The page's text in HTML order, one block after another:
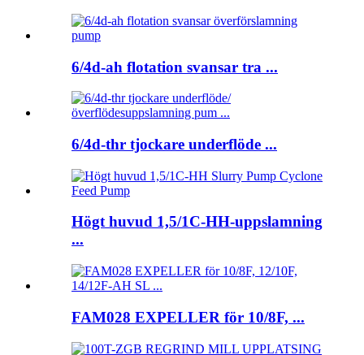
6/4d-ah flotation svansar tra ...
6/4d-thr tjockare underflöde ...
Högt huvud 1,5/1C-HH-uppslamning
...
FAM028 EXPELLER för 10/8F, ...